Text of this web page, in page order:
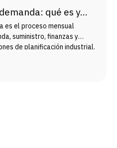
qué es y
industrial
es el proceso mensual
suministro, finanzas y
de planificación industrial.